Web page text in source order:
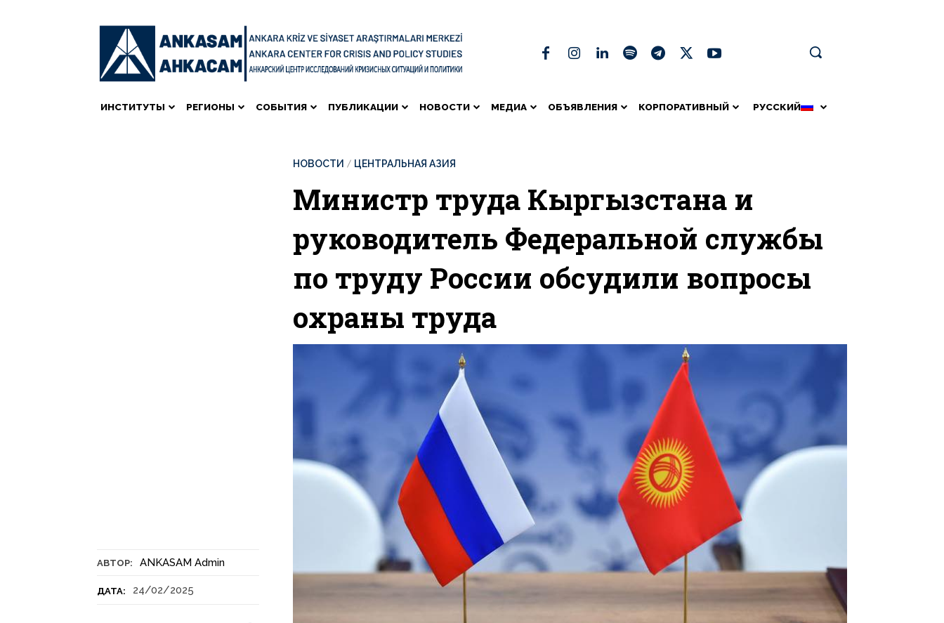
ИНСТИТУТЫ РЕГИОНЫ СОБЫТИЯ ПУБЛИКАЦИИ НОВОСТИ МЕДИА ОБЪЯВЛЕНИЯ КОРПОРАТИВНЫЙ РУССКИЙ
АВТОР: ANKASAM Admin
ДАТА: 24/02/2025
НОВОСТИ ЦЕНТРАЛЬНАЯ АЗИЯ
Министр труда Кыргызстана и
руководитель Федеральной службы
по труду России обсудили вопросы
охраны труда